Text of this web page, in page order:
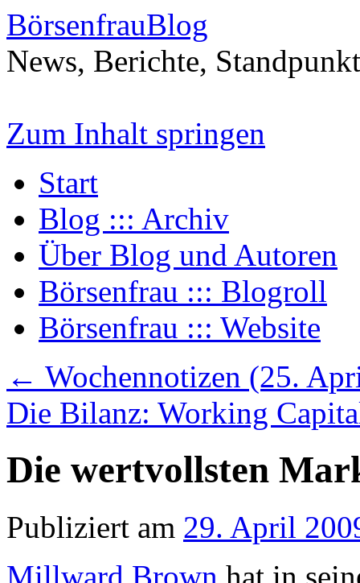
BörsenfrauBlog
News, Berichte,
Zum Inhalt springen
Start
Blog ::: Archiv
Über Blog und Autoren
Börsenfrau ::: Blogroll
Börsenfrau ::: Website
← Wochennotizen (25.
Die Bilanz: Working
Die wertvollsten
Publiziert am 29. April
Millward Brown hat in